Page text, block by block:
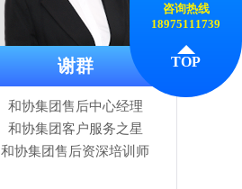
谢群
和协集团售后中心经理
和协集团客户服务之星
和协集团售后资深培训师
咨询热线
18975111739
TOP